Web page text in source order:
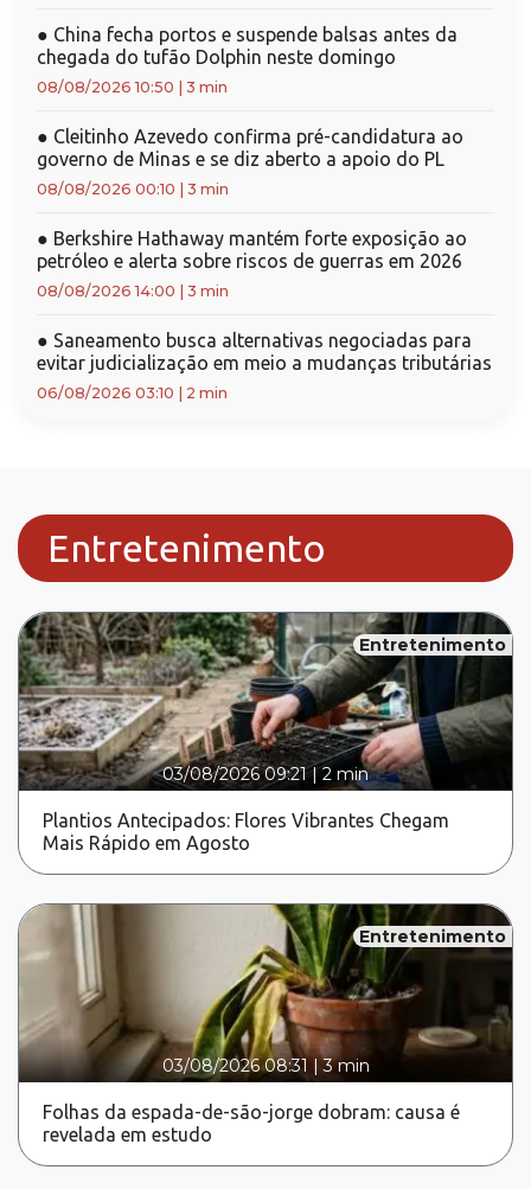
● China fecha portos e suspende balsas antes da
chegada do tufão Dolphin neste domingo
08/08/2026 10:50 3 min
● Cleitinho Azevedo confirma pré-candidatura ao
governo de Minas e se diz aberto a apoio do PL
08/08/2026 00:10 3 min
● Berkshire Hathaway mantém forte exposição ao
petróleo e alerta sobre riscos de guerras em 2026
08/08/2026 14:00 3 min
● Saneamento busca alternativas negociadas para
evitar judicialização em meio a mudanças tributárias
06/08/2026 03:10 2 min
Entretenimento
Entretenimento
03/08/2026 09:21|2 min
Plantios Antecipados: Flores Vibrantes Chegam
Mais Rápido em Agosto
Entretenimento
03/08/2026 08:31 |3 min
Folhas da espada-de-são-jorge dobram: causa é
revelada em estudo